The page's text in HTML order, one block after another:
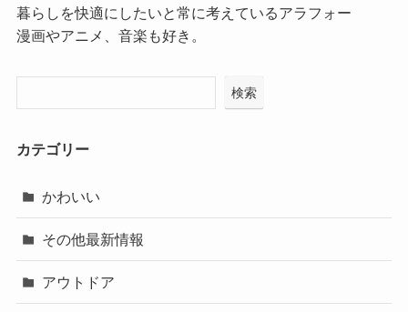
暮らしを快適にしたいと常に考えているアラフォー
漫画やアニメ、音楽も好き。
検索
カテゴリー
かわいい
その他最新情報
アウトドア